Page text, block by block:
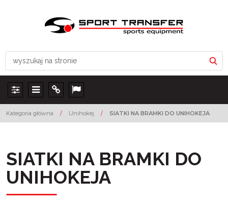
Panel Menu Info Lang
Kategoria główna / Unihokej / SIATKI NA BRAMKI DO UNIHOKEJA
SIATKI NA BRAMKI DO
UNIHOKEJA